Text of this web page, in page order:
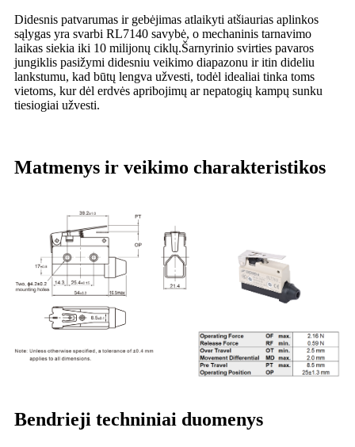
Didesnis patvarumas ir gebėjimas atlaikyti atšiaurias aplinkos
sąlygas yra svarbi RL7140 savybė, o mechaninis tarnavimo
laikas siekia iki 10 milijonų ciklų.Šarnyrinio svirties pavaros
jungiklis pasižymi didesniu veikimo diapazonu ir itin dideliu
lankstumu, kad būtų lengva užvesti, todėl idealiai tinka toms
vietoms, kur dėl erdvės apribojimų ar nepatogių kampų sunku
tiesiogiai užvesti.
Matmenys ir veikimo charakteristikos
Bendrieji techniniai duomenys